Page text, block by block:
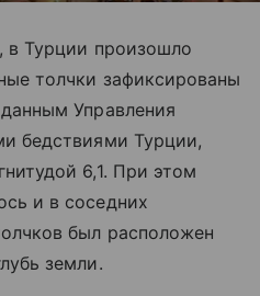
в Турции произошло
толчки зафиксированы
Управления
бедствиями Турции,
6,1. При этом
и в соседних
был расположен
земли.